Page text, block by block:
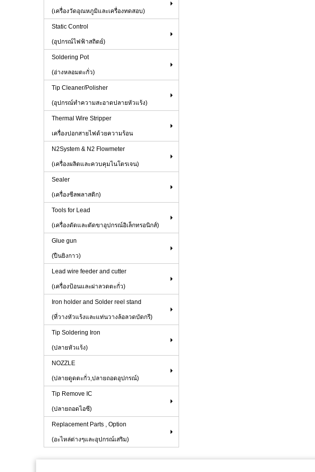
(เครื่องวัดอุณหภูมิและเครื่องทดสอบ)
Static Control
(อุปกรณ์ไฟฟ้าสถิตย์)
Soldering Pot
(อ่างหลอมตะกั่ว)
Tip Cleaner/Polisher
(อุปกรณ์ทำความสะอาดปลายหัวแร้ง)
Thermal Wire Stripper
เครื่องปอกสายไฟด้วยความร้อน
N2System & N2 Flowmeter
(เครื่องผลิตและควบคุมไนโตรเจน)
Sealer
(เครื่องซีลพลาสติก)
Tools for Lead
(เครื่องดัดและตัดขาอุปกรณ์อิเล็กทรอนิกส์)
Glue gun
(ปืนยิงกาว)
Lead wire feeder and cutter
(เครื่องป้อนและผ่าลวดตะกั่ว)
Iron holder and Solder reel stand
(ที่วางหัวแร้งและแท่นวางล้อลวดบัดกรี)
Tip Soldering Iron
(ปลายหัวแร้ง)
NOZZLE
(ปลายดูดตะกั่ว,ปลายถอดอุปกรณ์)
Tip Remove IC
(ปลายถอดไอซี)
Replacement Parts , Option
(อะไหล่ต่างๆและอุปกรณ์เสริม)